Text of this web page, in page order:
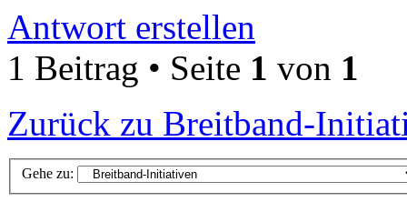
Antwort erstellen
1 Beitrag • Seite 1 von 1
Zurück zu Breitband-
Gehe zu: